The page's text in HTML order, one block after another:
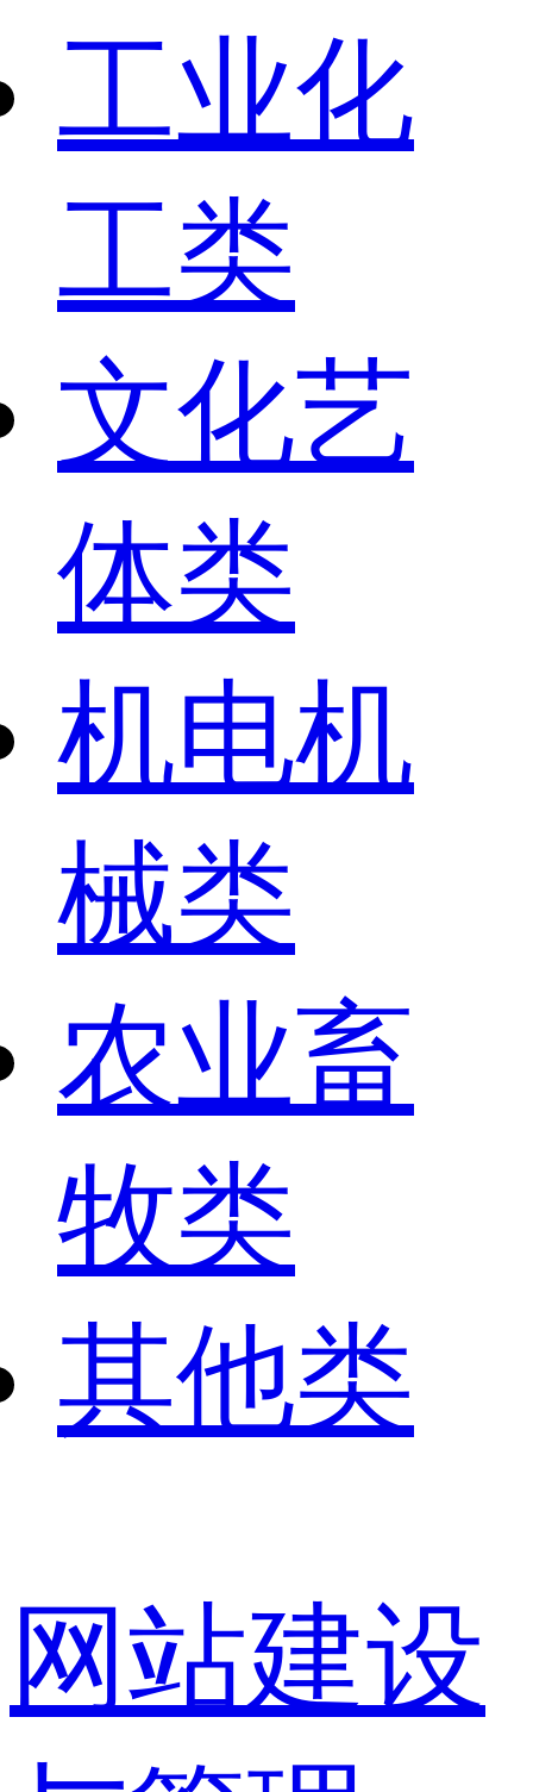
工业化
工类
文化艺
体类
机电机
械类
农业畜
牧类
其他类
网站建设